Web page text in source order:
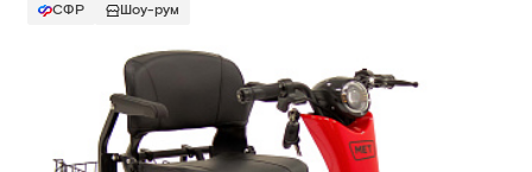
СФР Шоу-рум